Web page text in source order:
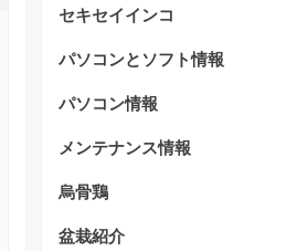
セキセイインコ
パソコンとソフト情報
パソコン情報
メンテナンス情報
烏骨鶏
盆栽紹介